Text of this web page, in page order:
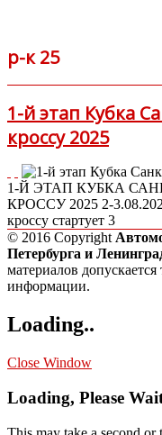
р-к 25
1-й этап Кубка
кроссу 2025
1-Й ЭТАП КУБКА
КРОССУ 2025 2-
кроссу стартует 3
© 2016 Copyright
Петербурга и
материалов
информации.
Loading..
Close Window
Loading, Please